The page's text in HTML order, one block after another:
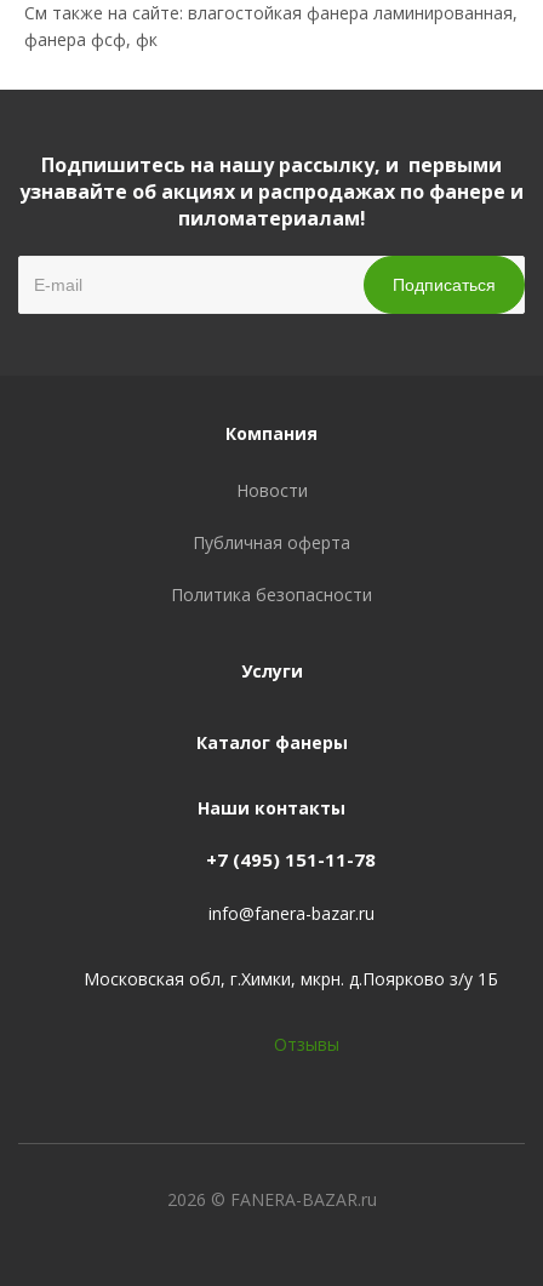
См также на сайте: влагостойкая фанера ламинированная,
фанера фсф, фк
Подпишитесь на нашу рассылку, и первыми
узнавайте об акциях и распродажах по фанере и
пиломатериалам!
Компания
Новости
Публичная оферта
Политика безопасности
Услуги
Каталог фанеры
Наши контакты
+7 (495) 151-11-78
info@fanera-bazar.ru
Московская обл, г.Химки, мкрн. д.Поярково з/у 1Б
Отзывы
2026 © FANERA-BAZAR.ru